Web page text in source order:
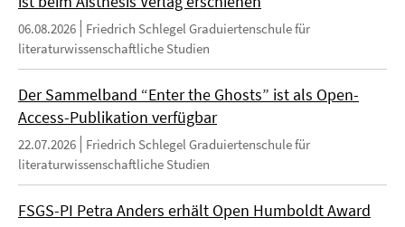
06.08.2026
Friedrich Schlegel Graduiertenschule für
literaturwissenschaftliche Studien
Der Sammelband “Enter the Ghosts” ist als Open-
Access-Publikation verfügbar
22.07.2026
Friedrich Schlegel Graduiertenschule für
literaturwissenschaftliche Studien
FSGS-PI Petra Anders erhält Open Humboldt Award